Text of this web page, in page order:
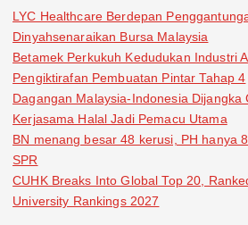
LYC Healthcare Berdepan
Dinyahsenaraikan Bursa Malaysia
Betamek Perkukuh Kedudukan Industri
Pengiktirafan Pembuatan Pintar Tahap 4
Dagangan Malaysia-Indonesia Dijangka
Kerjasama Halal Jadi Pemacu Utama
BN menang besar 48 kerusi, PH hanya
SPR
CUHK Breaks Into Global Top 20,
University Rankings 2027